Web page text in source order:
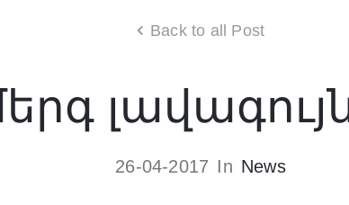
Back to all Post
26-04-2017 In News